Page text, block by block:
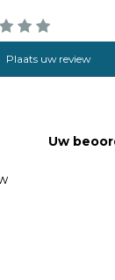
Plaats uw review
Uw